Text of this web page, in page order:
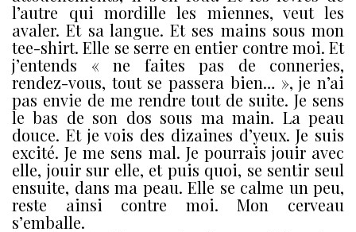
l’autre qui mordille les miennes, veut les
avaler. Et sa langue. Et ses mains sous mon
tee-shirt. Elle se serre en entier contre moi. Et
j’entends « ne faites pas de conneries,
rendez-vous, tout se passera bien… », je n’ai
pas envie de me rendre tout de suite. Je sens
le bas de son dos sous ma main. La peau
douce. Et je vois des dizaines d’yeux. Je suis
excité. Je me sens mal. Je pourrais jouir avec
elle, jouir sur elle, et puis quoi, se sentir seul
ensuite, dans ma peau. Elle se calme un peu,
reste ainsi contre moi. Mon cerveau
s’emballe.